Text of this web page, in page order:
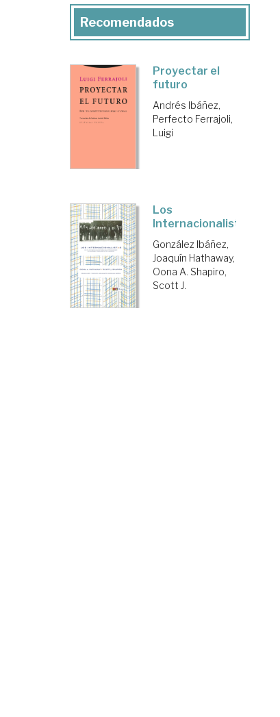
Recomendados
Proyectar el
futuro
Andrés Ibáñez,
Perfecto Ferrajoli,
Luigi
Los
Internacionalistas
González Ibáñez,
Joaquín Hathaway,
Oona A. Shapiro,
Scott J.